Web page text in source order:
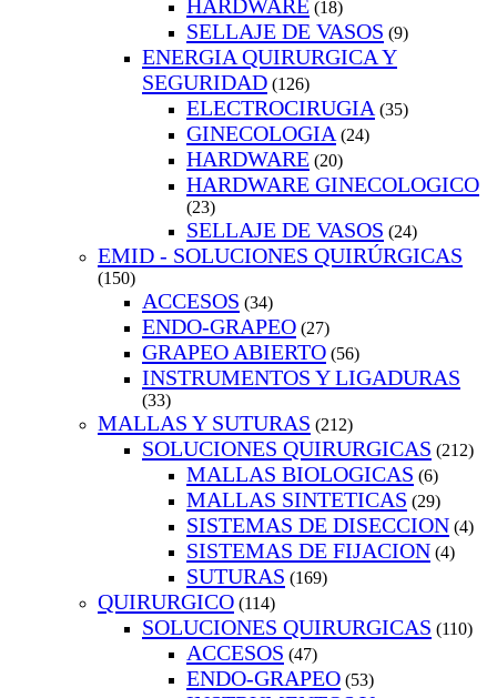
HARDWARE (18)
SELLAJE DE VASOS (9)
ENERGIA QUIRURGICA Y
SEGURIDAD (126)
ELECTROCIRUGIA (35)
GINECOLOGIA (24)
HARDWARE (20)
HARDWARE GINECOLOGICO
(23)
SELLAJE DE VASOS (24)
EMID - SOLUCIONES QUIRÚRGICAS
(150)
ACCESOS (34)
ENDO-GRAPEO (27)
GRAPEO ABIERTO (56)
INSTRUMENTOS Y LIGADURAS
(33)
MALLAS Y SUTURAS (212)
SOLUCIONES QUIRURGICAS (212)
MALLAS BIOLOGICAS (6)
MALLAS SINTETICAS (29)
SISTEMAS DE DISECCION (4)
SISTEMAS DE FIJACION (4)
SUTURAS (169)
QUIRURGICO (114)
SOLUCIONES QUIRURGICAS (110)
ACCESOS (47)
ENDO-GRAPEO (53)